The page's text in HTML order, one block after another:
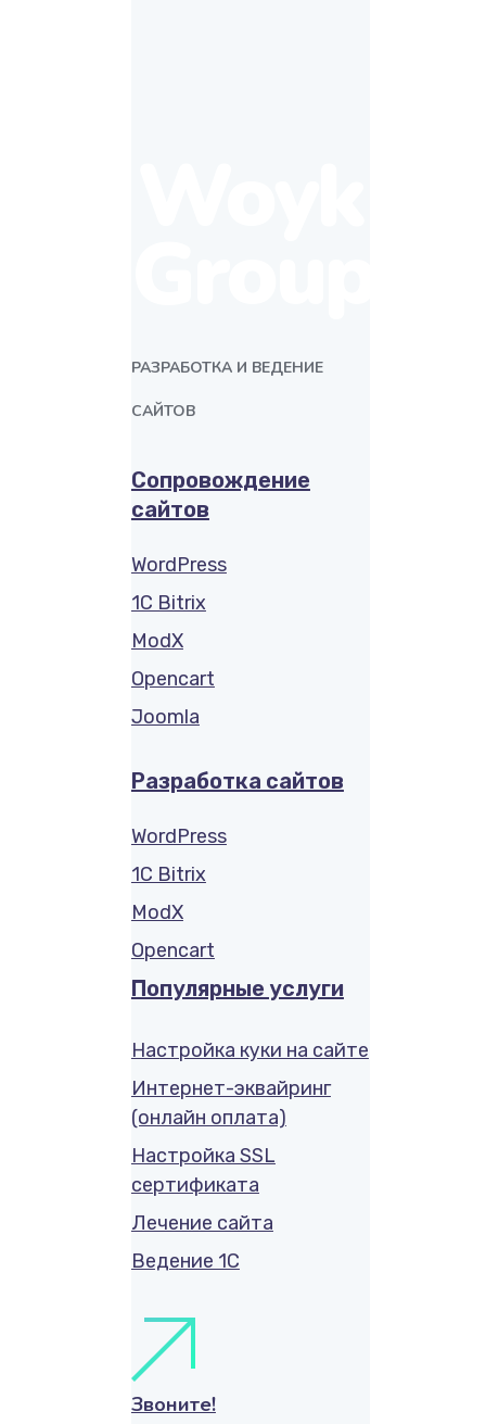
РАЗРАБОТКА И ВЕДЕНИЕ
САЙТОВ
Сопровождение
сайтов
WordPress
1C Bitrix
ModX
Opencart
Joomla
Разработка сайтов
WordPress
1C Bitrix
ModX
Opencart
Популярные услуги
Настройка куки на сайте
Интернет-эквайринг
(онлайн оплата)
Настройка SSL
сертификата
Лечение сайта
Ведение 1С
Звоните!